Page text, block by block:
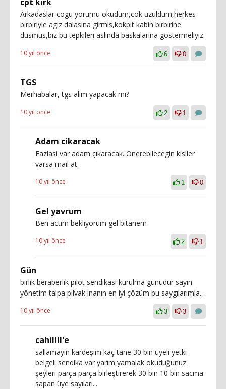
Arkadaslar cogu yorumu okudum,cok uzuldum,herkes
birbiriyle agiz dalasina girmis,kokpit kabin birbirine
dusmus,biz bu tepkileri aslinda baskalarina gostermeliyiz
10 yıl önce 6 0
TGS
Merhabalar, tgs alım yapacak mı?
10 yıl önce 2 1
Adam cikaracak
Fazlasi var adam çıkaracak. Onerebilecegin kisiler
varsa mail at.
10 yıl önce 1 0
Gel yavrum
Ben actim bekliyorum gel bitanem
10 yıl önce 2 1
Gün
birlik beraberlik pilot sendikası kurulma günüdür sayın
yönetim talpa pilvak inanın en iyi çözüm bu saygılarımla..
10 yıl önce 3 3
cahillll'e
sallamayın kardeşim kaç tane 30 bin üyeli yetki
belgeli sendika var yarım yamalak okuduğunuz
şeyleri parça parça birleştirerek 30 bin 10 bin sacma
sapan üye sayıları...